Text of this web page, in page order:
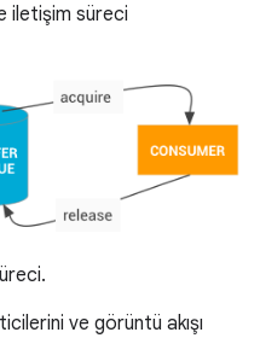
iletişim süreci
ve görüntü akışı